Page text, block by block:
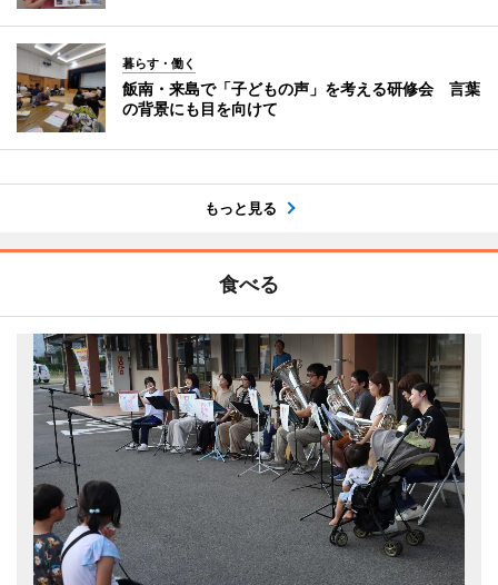
暮らす・働く
飯南・来島で「子どもの声」を考える研修会 言葉
の背景にも目を向けて
もっと見る
食べる